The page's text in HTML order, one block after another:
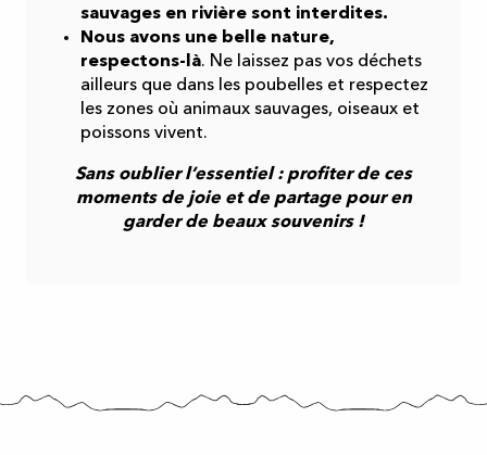
sauvages en rivière sont interdites.
Nous avons une belle nature,
respectons-là. Ne laissez pas vos déchets
ailleurs que dans les poubelles et respectez
les zones où animaux sauvages, oiseaux et
poissons vivent.
Sans oublier l’essentiel : profiter de ces
moments de joie et de partage pour en
garder de beaux souvenirs !